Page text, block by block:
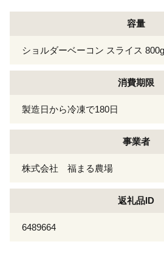
容量
ショルダーベーコン スライス
消費期限
製造日から冷凍で180日
事業者
株式会社 福まる農場
返礼品ID
6489664